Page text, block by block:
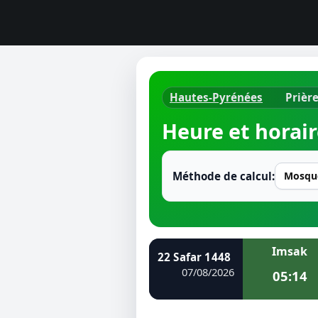
Horaires
Heure de
Ramadan
Hautes-Pyrénées
Heure et
Méthode de calcul:
22 Safar 1448
07/08/2026
Imsak
05:14